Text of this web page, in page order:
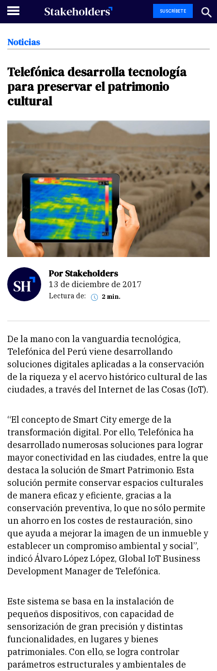
SUSCRÍBETE
Noticias
Telefónica desarrollatecnología
para preservar el patrimonio
cultural
Por Stakeholders
13 de diciembre de 2017
Lectura de: 2 min.
De la mano con la vanguardia tecnológica,
Telefónica del Perú viene desarrollando
soluciones digitales aplicadas a la conservación
de la riqueza y el acervo histórico cultural de las
ciudades, a través del Internet de las Cosas (IoT).
“El concepto de Smart City emerge de la
transformación digital. Por ello, Telefónica ha
desarrollado numerosas soluciones para lograr
mayor conectividad en las ciudades, entre la que
destaca la solución de Smart Patrimonio. Esta
solución permite conservar espacios culturales
de manera eficaz y eficiente, gracias a la
conservación preventiva, lo que no sólo permite
un ahorro en los costes de restauración, sino
que ayuda a mejorar la imagen de un inmueble y
establecer un compromiso ambiental y social”,
indicó Álvaro López López, Global IoT Business
Development Manager de Telefónica.
Este sistema se basa en la instalación de
pequeños dispositivos, con capacidad de
sensorización de gran precisión y distintas
funcionalidades, en lugares y bienes
patrimoniales. Con ello, se logra controlar
parámetros estructurales y ambientales de